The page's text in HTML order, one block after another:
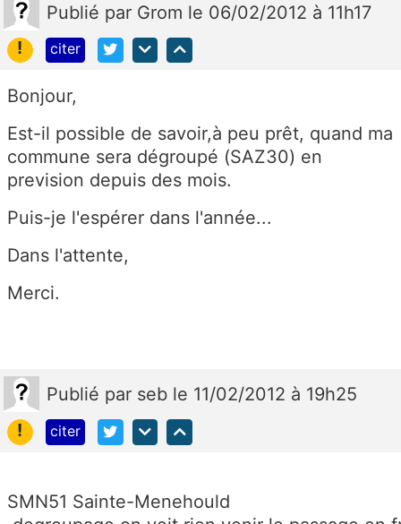
Publié par Grom le 06/02/2012 à 11h17
!
citer
Bonjour,
Est-il possible de savoir,à peu prêt, quand ma
commune sera dégroupé (SAZ30) en
prevision depuis des mois.
Puis-je l'espérer dans l'année...
Dans l'attente,
Merci.
Publié par seb le 11/02/2012 à 19h25
!
citer
SMN51 Sainte-Menehould